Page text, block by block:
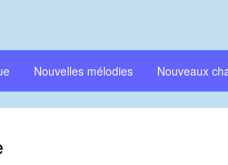
Nouvelles mélodies Nouveaux